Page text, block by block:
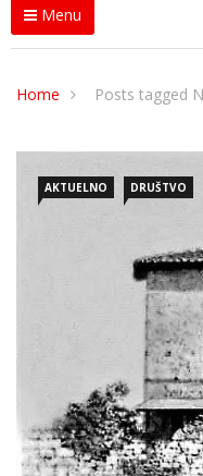
Menu
Home Posts tagged
AKTUELNO DRUŠTVO